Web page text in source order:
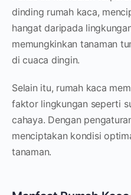
dinding rumah kaca,
hangat daripada
memungkinkan tanaman
di cuaca dingin.
Selain itu, rumah kaca
faktor lingkungan seperti
cahaya. Dengan
menciptakan kondisi
tanaman.